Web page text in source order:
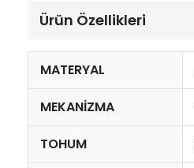
Ürün Özellikleri
MATERYAL
MEKANIZMA
TOHUM